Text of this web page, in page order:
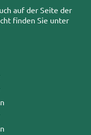
auf der Seite der
finden Sie unter